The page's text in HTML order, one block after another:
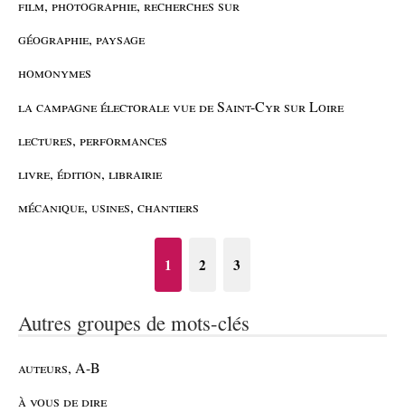
film, photographie, recherches sur
géographie, paysage
homonymes
la campagne électorale vue de Saint-Cyr sur Loire
lectures, performances
livre, édition, librairie
mécanique, usines, chantiers
1 2 3
Autres groupes de mots-clés
auteurs, A-B
à vous de dire